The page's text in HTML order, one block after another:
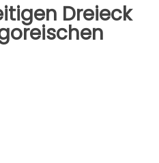
Dreieck